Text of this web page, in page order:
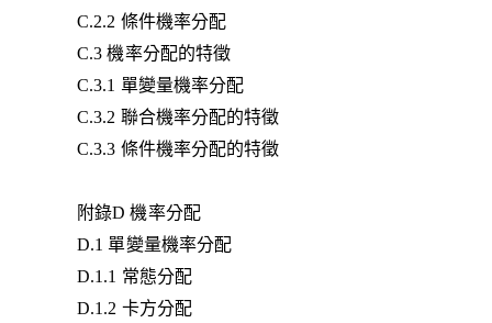
C.2.2 條件機率分配
C.3 機率分配的特徵
C.3.1 單變量機率分配
C.3.2 聯合機率分配的特徵
C.3.3 條件機率分配的特徵
附錄D 機率分配
D.1 單變量機率分配
D.1.1 常態分配
D.1.2 卡方分配